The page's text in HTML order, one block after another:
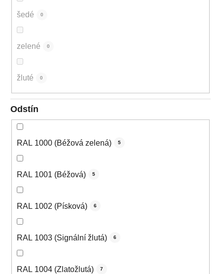
šedé 0
zelené 0
žluté 0
Odstín
RAL 1000 (Béžová zelená) 5
RAL 1001 (Béžová) 5
RAL 1002 (Písková) 6
RAL 1003 (Signální žlutá) 6
RAL 1004 (Zlatožlutá) 7